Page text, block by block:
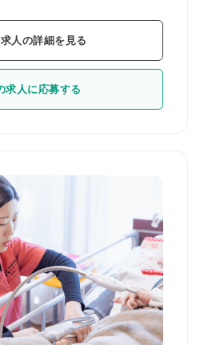
人の詳細を見る
求人に応募する